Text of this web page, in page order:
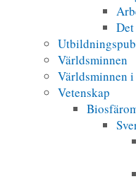
Världsminnen
Världsminnen i
Vetenskap